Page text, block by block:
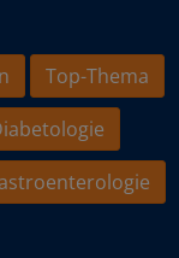
Top-Thema